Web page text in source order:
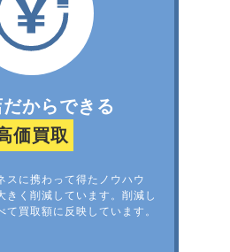
からできる
価買取
スに携わって得たノウハウ
きく削減しています。削減し
て買取額に反映しています。